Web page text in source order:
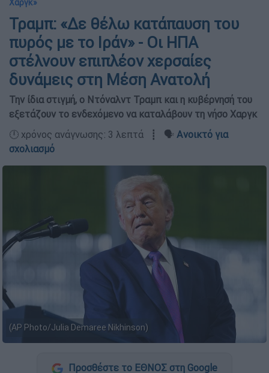
Χαργκ»
Τραμπ: «Δε θέλω κατάπαυση του
πυρός με το Ιράν» - Οι ΗΠΑ
στέλνουν επιπλέον χερσαίες
δυνάμεις στη Μέση Ανατολή
Την ίδια στιγμή, ο Ντόναλντ Τραμπ και η κυβέρνησή του
εξετάζουν το ενδεχόμενο να καταλάβουν τη νήσο Χαργκ
🕛 χρόνος ανάγνωσης: 3 λεπτά ┋ 🗣️ Ανοικτό για
σχολιασμό
(AP Photo/Julia Demaree Nikhinson)
Προσθέστε το ΕΘΝΟΣ στη Google